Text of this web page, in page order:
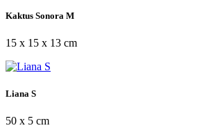
Kaktus Sonora M
15 x 15 x 13 cm
Liana S
50 x 5 cm